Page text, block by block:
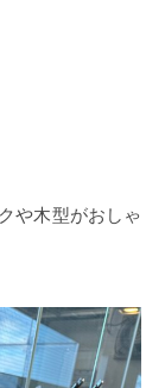
や木型がおしゃ